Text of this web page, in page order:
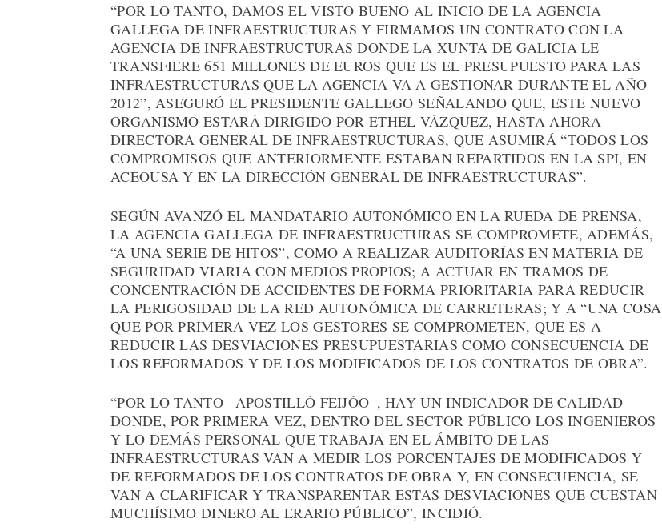
“POR LO TANTO, DAMOS EL VISTO BUENO AL INICIO DE LA AGENCIA
GALLEGA DE INFRAESTRUCTURAS Y FIRMAMOS UN CONTRATO CON LA
AGENCIA DE INFRAESTRUCTURAS DONDE LA XUNTA DE GALICIA LE
TRANSFIERE 651 MILLONES DE EUROS QUE ES EL PRESUPUESTO PARA LAS
INFRAESTRUCTURAS QUE LA AGENCIA VA A GESTIONAR DURANTE EL AÑO
2012”, ASEGURÓ EL PRESIDENTE GALLEGO SEÑALANDO QUE, ESTE NUEVO
ORGANISMO ESTARÁ DIRIGIDO POR ETHEL VÁZQUEZ, HASTA AHORA
DIRECTORA GENERAL DE INFRAESTRUCTURAS, QUE ASUMIRÁ “TODOS LOS
COMPROMISOS QUE ANTERIORMENTE ESTABAN REPARTIDOS EN LA SPI, EN
ACEOUSA Y EN LA DIRECCIÓN GENERAL DE INFRAESTRUCTURAS”.
SEGÚN AVANZÓ EL MANDATARIO AUTONÓMICO EN LA RUEDA DE PRENSA,
LA AGENCIA GALLEGA DE INFRAESTRUCTURAS SE COMPROMETE, ADEMÁS,
“A UNA SERIE DE HITOS”, COMO A REALIZAR AUDITORÍAS EN MATERIA DE
SEGURIDAD VIARIA CON MEDIOS PROPIOS; A ACTUAR EN TRAMOS DE
CONCENTRACIÓN DE ACCIDENTES DE FORMA PRIORITARIA PARA REDUCIR
LA PERIGOSIDAD DE LA RED AUTONÓMICA DE CARRETERAS; Y A “UNA COSA
QUE POR PRIMERA VEZ LOS GESTORES SE COMPROMETEN, QUE ES A
REDUCIR LAS DESVIACIONES PRESUPUESTARIAS COMO CONSECUENCIA DE
LOS REFORMADOS Y DE LOS MODIFICADOS DE LOS CONTRATOS DE OBRA”.
“POR LO TANTO –APOSTILLÓ FEIJÓO–, HAY UN INDICADOR DE CALIDAD
DONDE, POR PRIMERA VEZ, DENTRO DEL SECTOR PÚBLICO LOS INGENIEROS
Y LO DEMÁS PERSONAL QUE TRABAJA EN EL ÁMBITO DE LAS
INFRAESTRUCTURAS VAN A MEDIR LOS PORCENTAJES DE MODIFICADOS Y
DE REFORMADOS DE LOS CONTRATOS DE OBRA Y, EN CONSECUENCIA, SE
VAN A CLARIFICAR Y TRANSPARENTAR ESTAS DESVIACIONES QUE CUESTAN
MUCHÍSIMO DINERO AL ERARIO PÚBLICO”, INCIDIÓ.